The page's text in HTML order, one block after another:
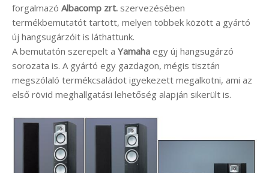
forgalmazó Albacomp zrt. szervezésében
termékbemutatót tartott, melyen többek között a gyártó
új hangsugárzóit is láthattunk.
A bemutatón szerepelt a Yamaha egy új hangsugárzó
sorozata is. A gyártó egy gazdagon, mégis tisztán
megszólaló termékcsaládot igyekezett megalkotni, ami az
első rövid meghallgatási lehetőség alapján sikerült is.